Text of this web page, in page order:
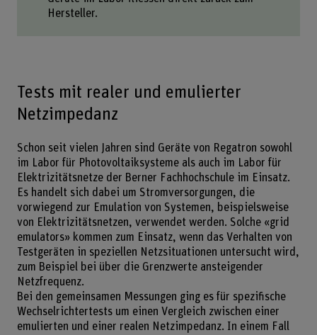
Hersteller.
Tests mit realer und emulierter
Netzimpedanz
Schon seit vielen Jahren sind Geräte von Regatron sowohl
im Labor für Photovoltaiksysteme als auch im Labor für
Elektrizitätsnetze der Berner Fachhochschule im Einsatz.
Es handelt sich dabei um Stromversorgungen, die
vorwiegend zur Emulation von Systemen, beispielsweise
von Elektrizitätsnetzen, verwendet werden. Solche «grid
emulators» kommen zum Einsatz, wenn das Verhalten von
Testgeräten in speziellen Netzsituationen untersucht wird,
zum Beispiel bei über die Grenzwerte ansteigender
Netzfrequenz.
Bei den gemeinsamen Messungen ging es für spezifische
Wechselrichtertests um einen Vergleich zwischen einer
emulierten und einer realen Netzimpedanz. In einem Fall